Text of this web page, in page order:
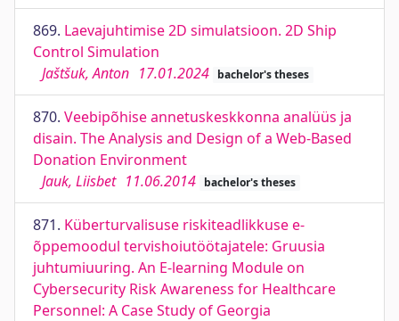
869. Laevajuhtimise 2D simulatsioon. 2D Ship
Control Simulation
Jaštšuk, Anton 17.01.2024 bachelor's theses
870. Veebipõhise annetuskeskkonna analüüs ja
disain. The Analysis and Design of a Web-Based
Donation Environment
Jauk, Liisbet 11.06.2014 bachelor's theses
871. Küberturvalisuse riskiteadlikkuse e-
õppemoodul tervishoiutöötajatele: Gruusia
juhtumiuuring. An E-learning Module on
Cybersecurity Risk Awareness for Healthcare
Personnel: A Case Study of Georgia